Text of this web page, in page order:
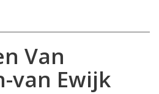
Van
van Ewijk